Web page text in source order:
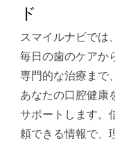
ド
スマイルナビでは、
毎日の歯のケアか
専門的な治療まで、
あなたの口腔健康
サポートします。
頼できる情報で、